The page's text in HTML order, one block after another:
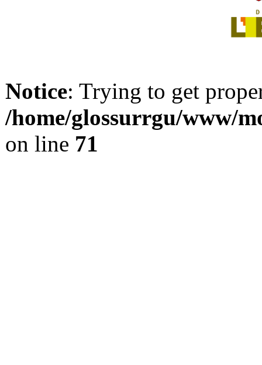
Notice: Trying to get
/home/glossurrgu/www/
on line 71